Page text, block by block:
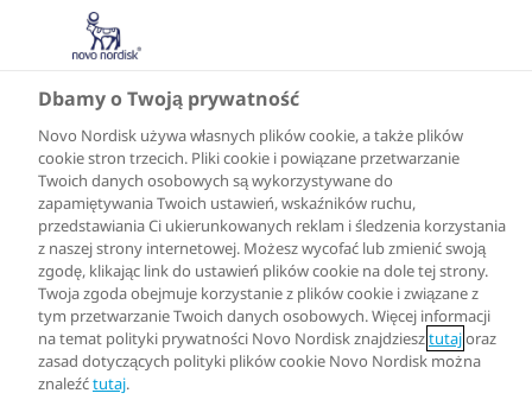
Dbamy o Twoją prywatność
Novo Nordisk używa własnych plików cookie, a także plików
cookie stron trzecich. Pliki cookie i powiązane przetwarzanie
Twoich danych osobowych są wykorzystywane do
zapamiętywania Twoich ustawień, wskaźników ruchu,
przedstawiania Ci ukierunkowanych reklam i śledzenia korzystania
z naszej strony internetowej. Możesz wycofać lub zmienić swoją
zgodę, klikając link do ustawień plików cookie na dole tej strony.
Twoja zgoda obejmuje korzystanie z plików cookie i związane z
tym przetwarzanie Twoich danych osobowych. Więcej informacji
na temat polityki prywatności Novo Nordisk znajdziesztutajoraz
zasad dotyczących polityki plików cookie Novo Nordisk można
znaleźćtutaj.